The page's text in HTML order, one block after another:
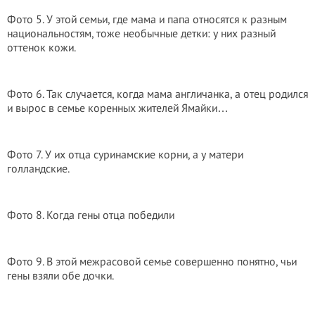
Фото 5. У этой семьи, где мама и папа относятся к разным
национальностям, тоже необычные детки: у них разный
оттенок кожи.
Фото 6. Так случается, когда мама англичанка, а отец родился
и вырос в семье коренных жителей Ямайки…
Фото 7. У их отца суринамские корни, а у матери
голландские.
Фото 8. Когда гены отца победили
Фото 9. В этой межрасовой семье совершенно понятно, чьи
гены взяли обе дочки.